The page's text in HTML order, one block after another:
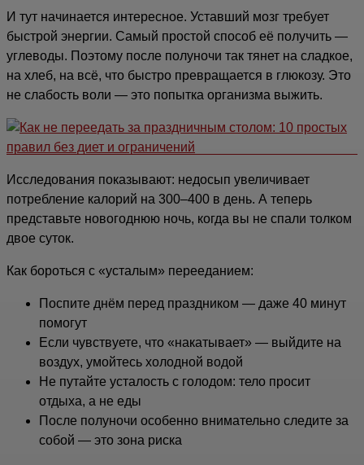
И тут начинается интересное. Уставший мозг требует
быстрой энергии. Самый простой способ её получить —
углеводы. Поэтому после полуночи так тянет на сладкое,
на хлеб, на всё, что быстро превращается в глюкозу. Это
не слабость воли — это попытка организма выжить.
Исследования показывают: недосып увеличивает
потребление калорий на 300–400 в день. А теперь
представьте новогоднюю ночь, когда вы не спали толком
двое суток.
Как бороться с «усталым» перееданием:
Поспите днём перед праздником — даже 40 минут
помогут
Если чувствуете, что «накатывает» — выйдите на
воздух, умойтесь холодной водой
Не путайте усталость с голодом: тело просит
отдыха, а не еды
После полуночи особенно внимательно следите за
собой — это зона риска